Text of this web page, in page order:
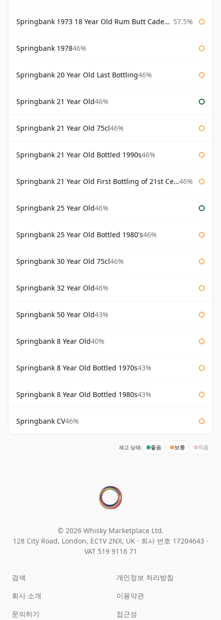
Springbank 1973 18 Year Old Rum Butt Cadenhead's 57.5%
Springbank 197846%
Springbank 20 Year Old Last Bottling46%
Springbank 21 Year Old46%
Springbank 21 Year Old 75cl46%
Springbank 21 Year Old Bottled 1990s46%
Springbank 21 Year Old First Bottling of 21st Century 46%
Springbank 25 Year Old46%
Springbank 25 Year Old Bottled 1980's46%
Springbank 30 Year Old 75cl46%
Springbank 32 Year Old46%
Springbank 50 Year Old43%
Springbank 8 Year Old40%
Springbank 8 Year Old Bottled 1970s43%
Springbank 8 Year Old Bottled 1980s43%
Springbank CV46%
재고 상태: 좋음 보통 적음
© 2026 Whisky Marketplace Ltd.
128 City Road, London, EC1V 2NX, UK · 회사 번호 17204643 ·
VAT 519 9116 71
검색
회사 소개
문의하기
개인정보 처리방침
이용약관
접근성